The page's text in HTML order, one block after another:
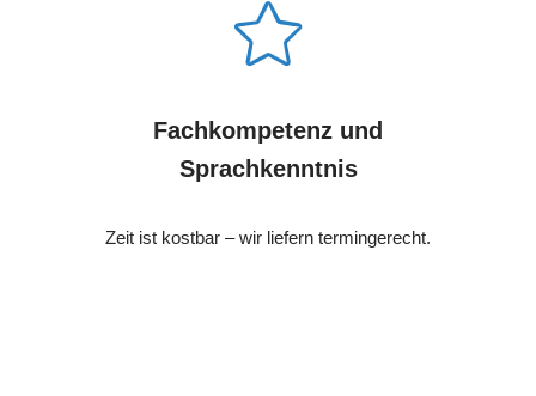
Fachkompetenz und
Sprachkenntnis
Zeit ist kostbar – wir liefern termingerecht.